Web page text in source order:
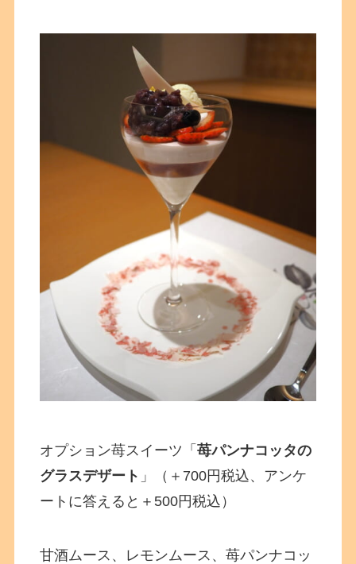
オプション苺スイーツ「苺パンナコッタの
グラスデザート 」（＋700円税込、アンケ
ートに答えると＋500円税込）
甘酒ムース、レモンムース、苺パンナコッ